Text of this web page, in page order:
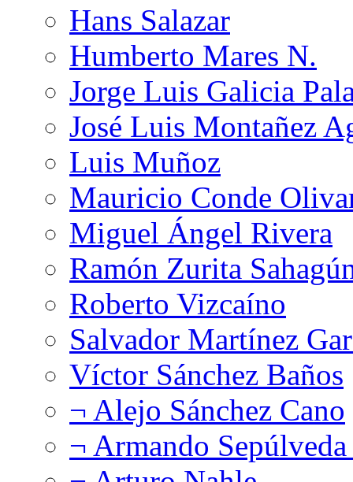
Hans Salazar
Humberto Mares N.
Jorge Luis Galicia
José Luis Montañez
Luis Muñoz
Mauricio Conde
Miguel Ángel Rivera
Ramón Zurita
Roberto Vizcaíno
Salvador Martínez
Víctor Sánchez Baños
¬ Alejo Sánchez Cano
¬ Armando